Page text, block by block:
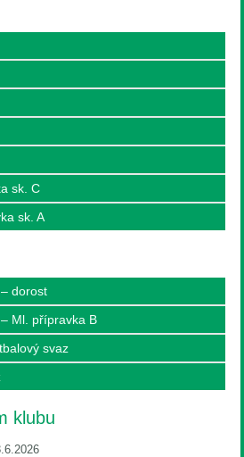
sk. C
sk. A
dorost
Ml. přípravka B
svaz
klubu